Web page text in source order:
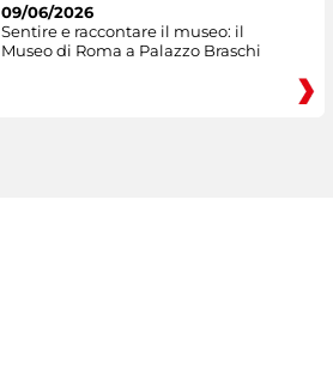
09/06/2026
Sentire e raccontare il museo: il
Museo di Roma a Palazzo Braschi